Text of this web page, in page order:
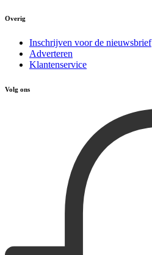
Overig
Inschrijven voor de nieuwsbrief
Adverteren
Klantenservice
Volg ons